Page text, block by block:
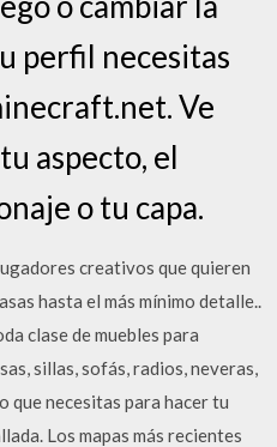
perfil necesitas
Ve
aspecto, el
o tu capa.
creativos que quieren
hasta el más mínimo detalle..
clase de muebles para
sillas, sofás, radios, neveras,
que necesitas para hacer tu
Los mapas más recientes